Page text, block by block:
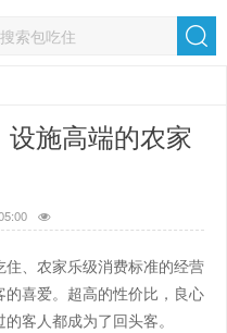
施高端的农家
、农家乐级消费标准的经营
喜爱。超高的性价比，良心
客人都成为了回头客。